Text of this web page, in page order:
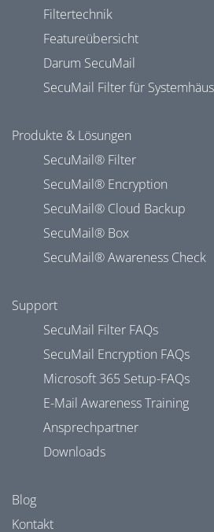
Filtertechnik
Featureübersicht
Darum SecuMail
SecuMail Filter für
Produkte & Lösungen
SecuMail® Filter
SecuMail® Encryption
SecuMail® Cloud Backup
SecuMail® Box
SecuMail® Awareness Check
Support
SecuMail Filter FAQs
SecuMail Encryption FAQs
Microsoft 365 Setup-FAQs
E-Mail Awareness Training
Ansprechpartner
Downloads
Blog
Kontakt